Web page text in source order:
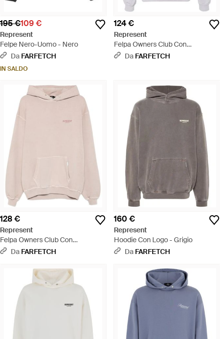
195 €109 €
Represent
Felpe Nero-Uomo - Nero
Da FARFETCH
IN SALDO
124 €
Represent
Felpa Owners Club Con
Cappuccio - Bianco
Da FARFETCH
128 €
Represent
Felpa Owners Club Con
Cappuccio - Neutro
Da FARFETCH
160 €
Represent
Hoodie Con Logo - Grigio
Da FARFETCH